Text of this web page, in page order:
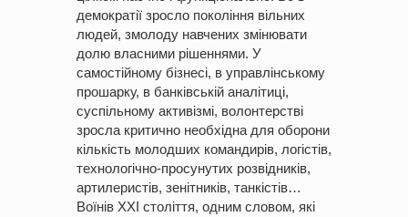
демократії зросло покоління вільних
людей, змолоду навчених змінювати
долю власними рішеннями. У
самостійному бізнесі, в управлінському
прошарку, в банківській аналітиці,
суспільному активізмі, волонтерстві
зросла критично необхідна для оборони
кількість молодших командирів, логістів,
технологічно-просунутих розвідників,
артилеристів, зенітників, танкістів…
Воїнів XXI століття, одним словом, які